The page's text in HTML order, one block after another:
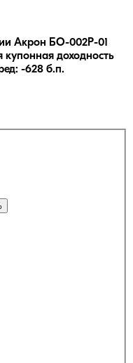
Акрон БО-002P-01
купонная доходность
-628 б.п.